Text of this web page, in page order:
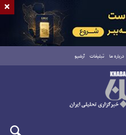
درباره ما تبلیغات آرشیو
×